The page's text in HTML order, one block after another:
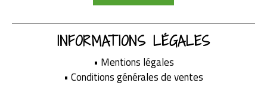
INFORMATIONS LÉGALES
• Mentions légales
• Conditions générales de ventes